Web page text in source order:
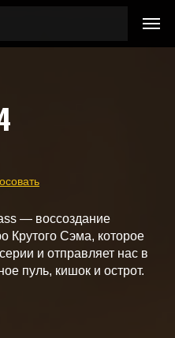
— воссоздание
Крутого Сэма, которое
и отправляет нас в
пуль, кишок и острот.